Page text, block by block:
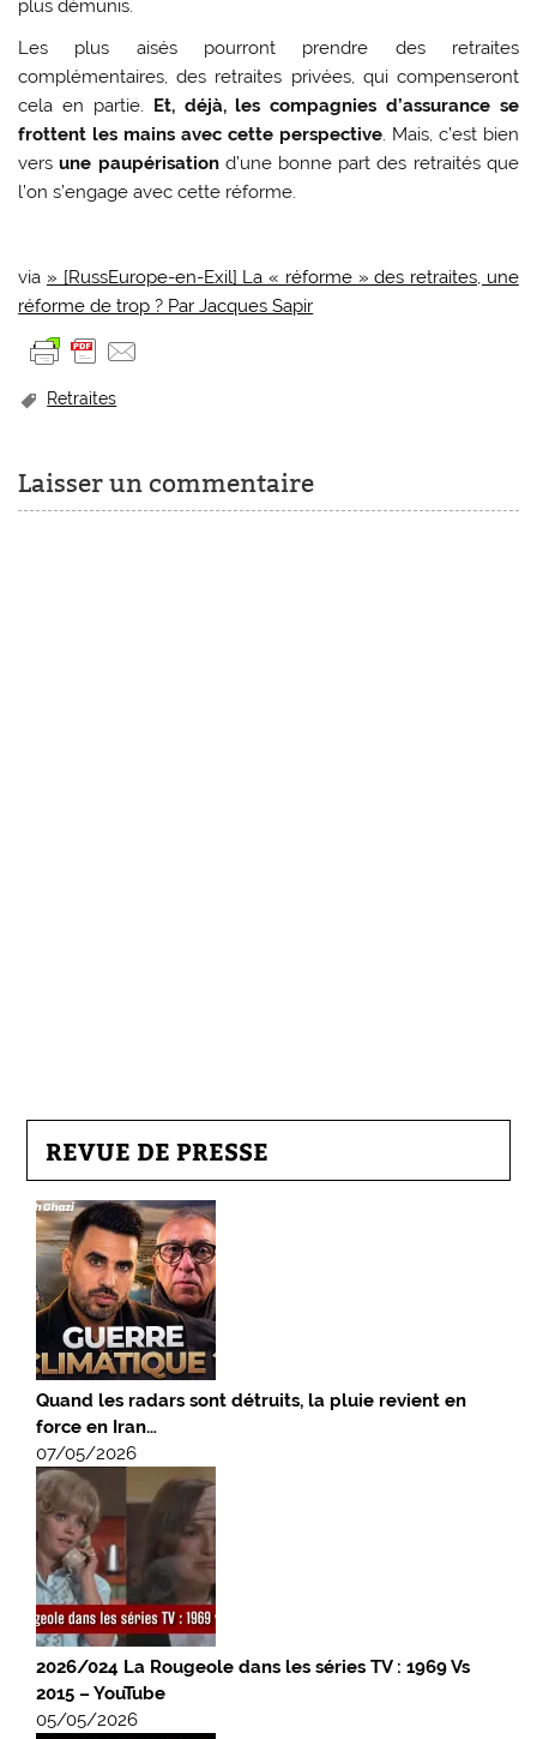
plus démunis.
Les plus aisés pourront prendre des retraites
complémentaires, des retraites privées, qui compenseront
cela en partie. Et, déjà, les compagnies d’assurance se
frottent les mains avec cette perspective. Mais, c’est bien
versune paupérisationd’une bonne part des retraités que
l’on s’engage avec cette réforme.
via » [RussEurope-en-Exil] La « réforme » des retraites, une
réforme de trop ? Par Jacques Sapir
Retraites
Laisser un commentaire
REVUE DE PRESSE
Quand les radars sont détruits, la pluie revient en
force en Iran…
07/05/2026
2026/024 La Rougeole dans les séries TV : 1969 Vs
2015 – YouTube
05/05/2026